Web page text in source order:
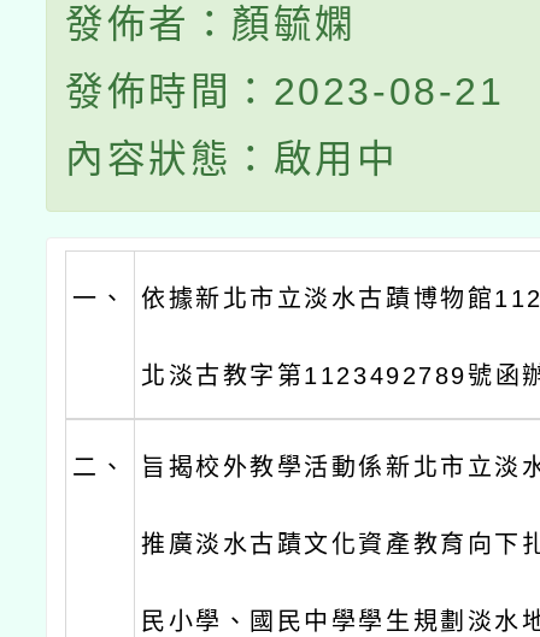
發佈者：顏毓嫻
發佈時間：2023-08-21
內容狀態：啟用中
一、 依據新北市立淡水古蹟博物館
北淡古教字第1123492789號函
二、 旨揭校外教學活動係新北市立淡
推廣淡水古蹟文化資產教育向下
民小學、國民中學學生規劃淡水